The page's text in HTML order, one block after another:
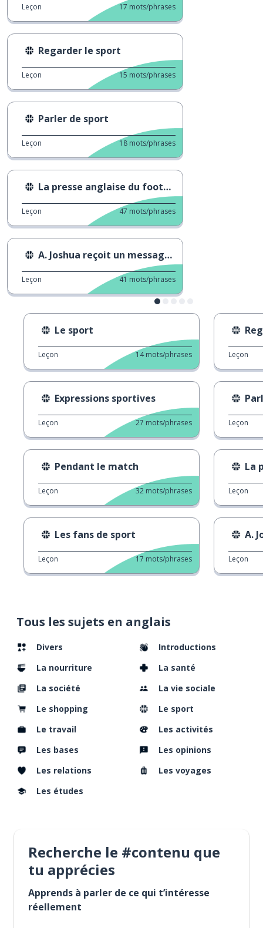
Tous les sujets en anglais
Divers
Introductions
La nourriture
La santé
La société
La vie sociale
Le shopping
Le sport
Le travail
Les activités
Les bases
Les opinions
Les relations
Les voyages
Les études
Leçon 17 mots/phrases
Regarder le sport
Leçon 15 mots/phrases
Parler de sport
Leçon 18 mots/phrases
La presse anglaise du football
Leçon 47 mots/phrases
A. Joshua reçoit un message personnel de T. Fury
Leçon 41 mots/phrases
Le sport
Leçon 14 mots/phrases
Expressions sportives
Leçon 27 mots/phrases
Pendant le match
Leçon 32 mots/phrases
Les fans de sport
Leçon 17 mots/phrases
Leçon
Leçon
La
Leçon
A.
Leçon
Recherche le #contenu que
tu apprécies
Apprends à parler de ce qui t’intéresse
réellement